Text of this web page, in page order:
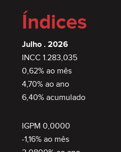
Índices
Julho . 2026
INCC 1.283,035
0,62% ao mês
4,70% ao ano
6,40% acumulado
IGPM 0,0000
-1,16% ao mês